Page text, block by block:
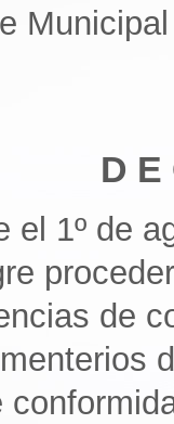
D E
el 1º de
de